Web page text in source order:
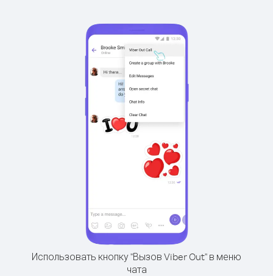
Использовать кнопку "Вызов Viber Out" в меню
чата